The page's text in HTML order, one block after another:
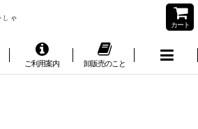
カート
ご利用案内 卸販売のこと